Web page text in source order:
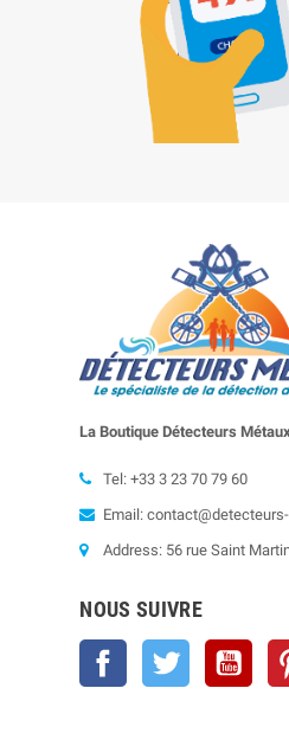
La Boutique Détecteurs
Tel: +33 3 23 70 79 60
Email:
Address: 56 rue Saint
NOUS SUIVRE
Facebook Twitter